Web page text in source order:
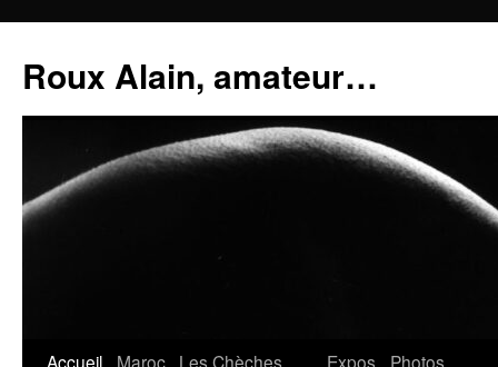
contenu
Roux Alain, amateur…
Accueil Maroc Les Chèches
Expos
Photos